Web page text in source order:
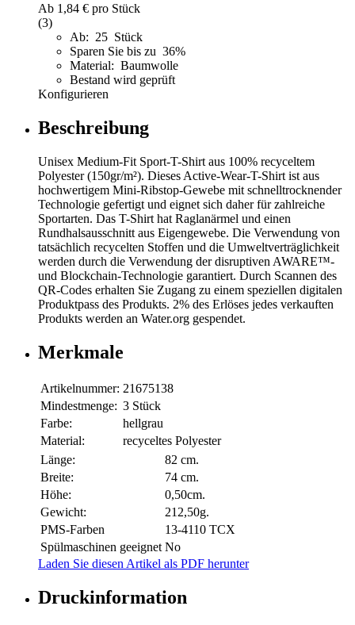
Ab 1,84 € pro Stück
(3)
Ab: 25 Stück
Sparen Sie bis zu 36%
Material: Baumwolle
Bestand wird geprüft
Konfigurieren
Beschreibung
Unisex Medium-Fit Sport-T-Shirt aus 100% recyceltem
Polyester (150gr/m²). Dieses Active-Wear-T-Shirt ist aus
hochwertigem Mini-Ribstop-Gewebe mit schnelltrocknender
Technologie gefertigt und eignet sich daher für zahlreiche
Sportarten. Das T-Shirt hat Raglanärmel und einen
Rundhalsausschnitt aus Eigengewebe. Die Verwendung von
tatsächlich recycelten Stoffen und die Umweltverträglichkeit
werden durch die Verwendung der disruptiven AWARE™-
und Blockchain-Technologie garantiert. Durch Scannen des
QR-Codes erhalten Sie Zugang zu einem speziellen digitalen
Produktpass des Produkts. 2% des Erlöses jedes verkauften
Produkts werden an Water.org gespendet.
Merkmale
Artikelnummer: 21675138
Mindestmenge: 3 Stück
Farbe:
hellgrau
Material:
recyceltes Polyester
Länge:
82 cm.
Breite:
74 cm.
Höhe:
0,50cm.
Gewicht:
212,50g.
PMS-Farben
13-4110 TCX
Spülmaschinen geeignet No
Laden Sie diesen Artikel als PDF herunter
Druckinformation